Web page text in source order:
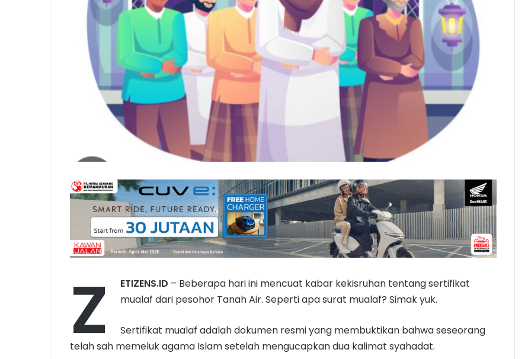
Z ETIZENS.ID – Beberapa hari ini mencuat kabar kekisruhan tentang sertifikat
mualaf dari pesohor Tanah Air. Seperti apa surat mualaf? Simak yuk.
Sertifikat mualaf adalah dokumen resmi yang membuktikan bahwa seseorang
telah sah memeluk agama Islam setelah mengucapkan dua kalimat syahadat.